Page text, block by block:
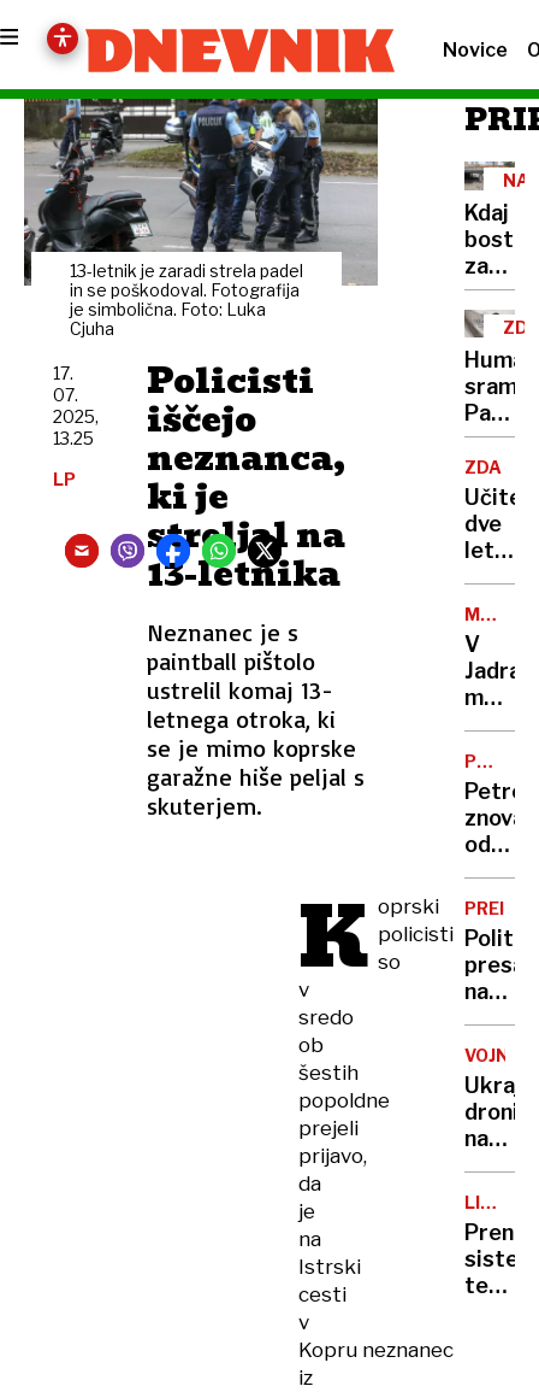
Novice
13-letnik je zaradi strela padel
in se poškodoval. Fotografija
je simbolična. Foto: Luka
Cjuha
Policisti
iščejo
neznanca,
ki je
streljal na
13-letnika
Neznanec je s
paintball pištolo
ustrelil komaj 13-
letnega otroka, ki
se je mimo koprske
garažne hiše peljal s
skuterjem.
17.
07.
2025,
13.25
LP
K oprski
policisti
so
v
sredo
ob
šestih
popoldne
prejeli
prijavo,
da
je
na
Istrski
cesti
v
Kopru neznanec
iz
Kdaj
bosta
in
na
ZDA
Paketi
v
zažgali
bodo
hrane
ZDA
dve
leti
spolno
14-
dajala
mu
je
tudi
droge
in
alkohol
MORSKI
PAJEK
V
morju
posneli
eno
najbolj
rib:
je
PO
Petrol
znova
odprl
vse
štiri
manjše
nadzor
in
ki
hoče
v
VOJNA
droni
nad
in
Sankt
LIGA
ABA
sistem